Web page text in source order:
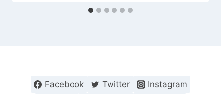
Facebook Twitter
Instagram